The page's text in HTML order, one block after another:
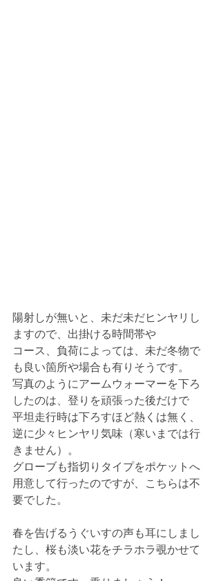
陽射しが無いと、未だ未だヒンヤリし
ますので、出掛ける時間帯や
コース、負荷によっては、未だ冬物で
も良い箇所や場合も有りそうです。
写真のようにアームウォーマーを下ろ
したのは、登りを頑張った後だけで
平坦走行時は下ろすほど熱くは無く、
逆に少々ヒンヤリ気味（寒いまでは行
きません）。
グローブも指切りタイプをポケットへ
用意して行ったのですが、こちらは不
要でした。
春を告げるうぐいすの声も耳にしまし
たし、桜も淡い花をチラホラ覗かせて
います。